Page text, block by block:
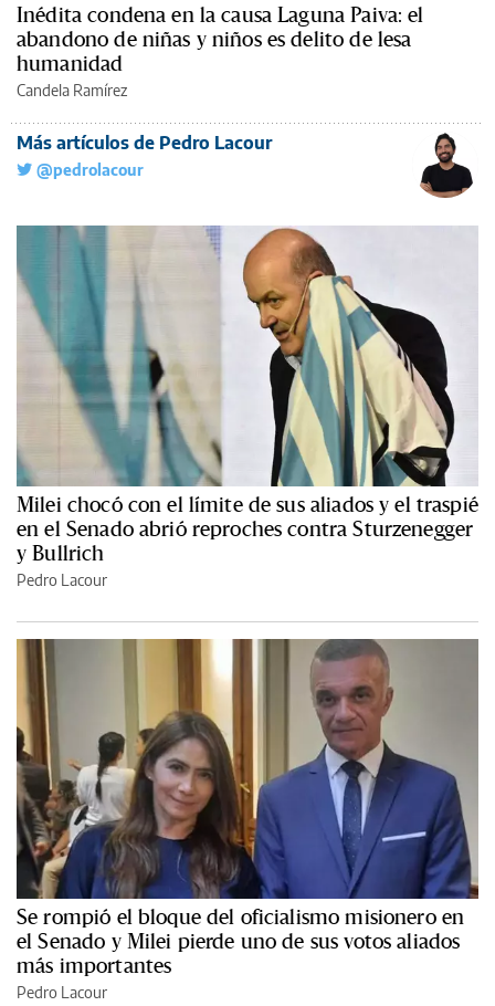
Inédita condena en la causa Laguna Paiva: el
abandono de niñas y niños es delito de lesa
humanidad
Candela Ramírez
Más artículos de Pedro Lacour
@pedrolacour
Milei chocó con el límite de sus aliados y el traspié
en el Senado abrió reproches contra Sturzenegger
y Bullrich
Pedro Lacour
Se rompió el bloque del oficialismo misionero en
el Senado y Milei pierde uno de sus votos aliados
más importantes
Pedro Lacour